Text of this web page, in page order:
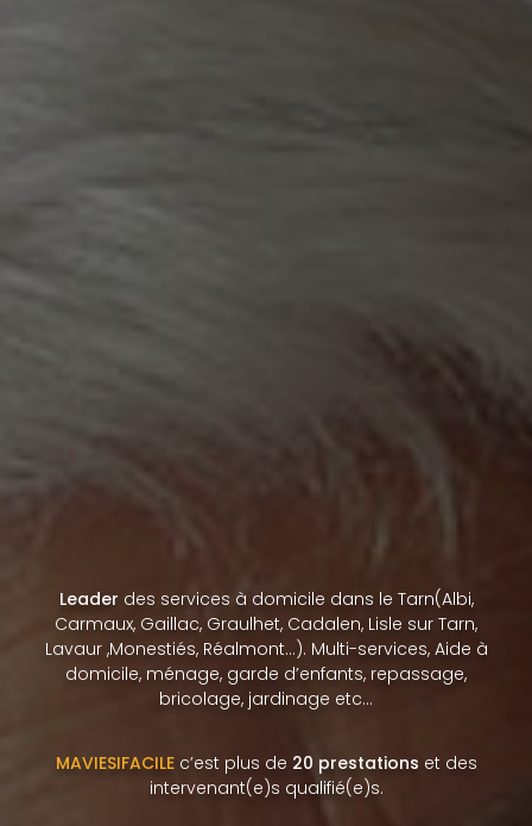
Leader des services à domicile dans le Tarn(Albi,
Carmaux, Gaillac, Graulhet, Cadalen, Lisle sur Tarn,
Lavaur ,Monestiés, Réalmont…). Multi-services, Aide à
domicile, ménage, garde d’enfants, repassage,
bricolage, jardinage etc…
MAVIESIFACILEc’est plus de 20 prestations et des
intervenant(e)s qualifié(e)s.